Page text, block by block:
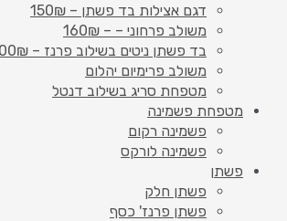
דגם אצילות בד פשתן – 150₪
משולב פרחוני – – 160₪
בד פשתן ניטים בשילוב פרנז – 100₪
משולב פרימיום יהלום
מטפחת סריג בשילוב דנטל
מטפחת פשמינה
פשמינה רקום
פשמינה לורקס
פשתן
פשתן חלק
פשתן פרנז' כסף